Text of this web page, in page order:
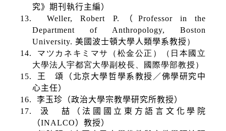
究》期刊執行主編）
13.
Weller, Robert P. （ Professor in the
Department of Anthropology, Boston
University. 美國波士頓大學人類學系教授）
14.
マツカネキミマサ（松金公正）（日本國立
大學法人宇都宮大學副校長、國際學部教授）
15.
王 頌（北京大學哲學系教授／佛學研究中
心主任）
16.
李玉珍（政治大學宗教學研究所教授）
17.
汲 喆（法國國立東方語言文化學院
（INALCO）教授）